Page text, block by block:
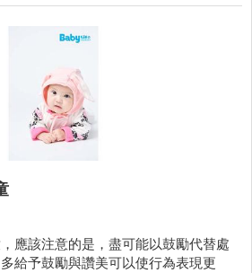
應該注意的是，盡可能以鼓勵代替處
給予鼓勵與讚美可以使行為表現更